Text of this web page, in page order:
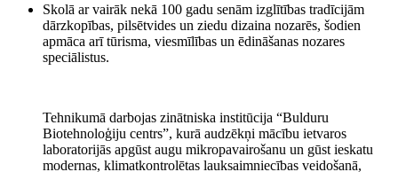
Skolā ar vairāk nekā 100 gadu senām izglītības tradīcijām
dārzkopības, pilsētvides un ziedu dizaina nozarēs, šodien
apmāca arī tūrisma, viesmīlības un ēdināšanas nozares
speciālistus.
Tehnikumā darbojas zinātniska institūcija “Bulduru
Biotehnoloģiju centrs”, kurā audzēkņi mācību ietvaros
laboratorijās apgūst augu mikropavairošanu un gūst ieskatu
modernas, klimatkontrolētas lauksaimniecības veidošanā,